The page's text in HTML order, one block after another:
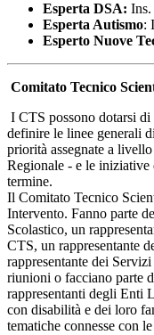
Esperta DSA: Ins.
Esperta Autismo:
Esperto Nuove
Comitato Tecnico
I CTS possono dotarsi
definire le linee generali
priorità assegnate a
Regionale - e le iniziative
termine.
Il Comitato Tecnico
Intervento. Fanno parte
Scolastico, un
CTS, un rappresentante
rappresentante dei
riunioni o facciano parte
rappresentanti degli Enti
con disabilità e dei loro
tematiche connesse con